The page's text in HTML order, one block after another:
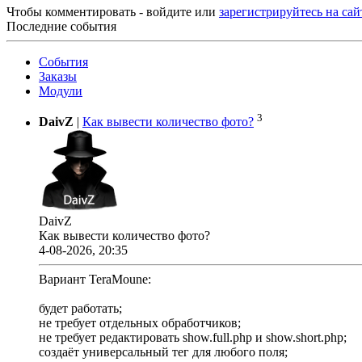
Чтобы комментировать - войдите или зарегистрируйтесь на
Последние события
События
Заказы
Модули
DaivZ Как вывести количество фото? 3
DaivZ
Как вывести количество фото?
4-08-2026, 20:35
Вариант TeraMoune:
будет работать;
не требует отдельных обработчиков;
не требует редактировать show.full.php и show.short.php;
создаёт универсальный тег для любого поля;